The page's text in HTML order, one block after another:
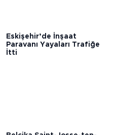
Eskişehir’de İnşaat
Paravanı Yayaları Trafiğe
İtti